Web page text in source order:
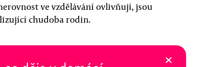
ve vzdělávání ovlivňují, jsou
chudoba rodin.
×